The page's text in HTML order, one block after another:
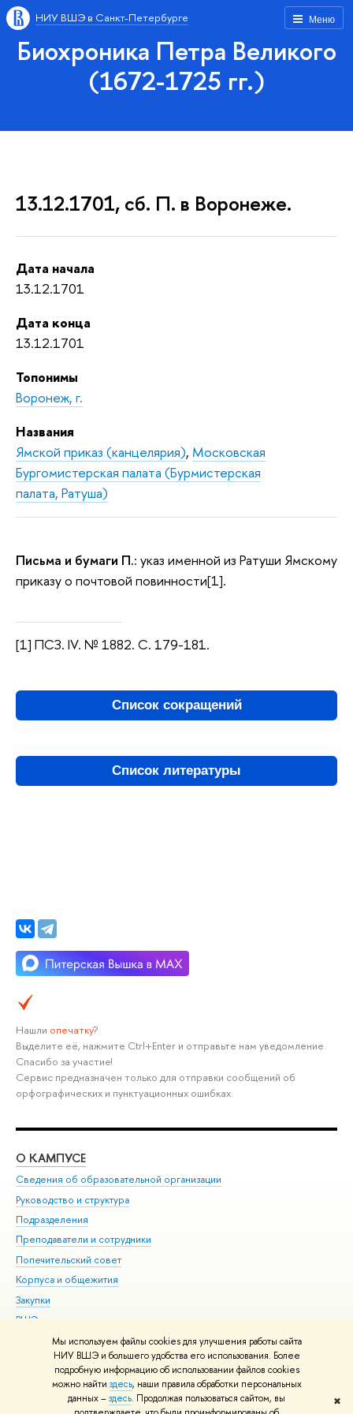
Мы используем файлы cookies для улучшения работы сайта
НИУ ВШЭ и большего удобства его использования. Более
подробную информацию об использовании файлов cookies
можно найти здесь, наши правила обработки персональных
данных –здесь. Продолжая пользоваться сайтом, вы
✖
Меню
НИУ ВШЭ в Санкт-Петербурге
Биохроника Петра Великого
(1672-1725 гг.)
13.12.1701, сб. П. в Воронеже.
Дата начала
13.12.1701
Дата конца
13.12.1701
Топонимы
Воронеж, г.
Названия
Ямской приказ (канцелярия), Московская
Бургомистерская палата (Бурмистерская
палата, Ратуша)
Письма и бумаги П.: указ именной из Ратуши Ямскому
приказу о почтовой повинности[1].
[1] ПСЗ. IV. № 1882. С. 179-181.
Список сокращений
Список литературы
Нашли опечатку?
Выделите её, нажмите Ctrl+Enter и отправьте нам уведомление.
Спасибо за участие!
Сервис предназначен только для отправки сообщений об
орфографических и пунктуационных ошибках.
О КАМПУСЕ
Сведения об образовательной организации
Руководство и структура
Подразделения
Преподаватели и сотрудники
Попечительский совет
Корпуса и общежития
Закупки
ВШЭ для студентов с ограниченными возможностями
здоровья и инвалидностью
Версия для слабовидящих
Единая платежная страница